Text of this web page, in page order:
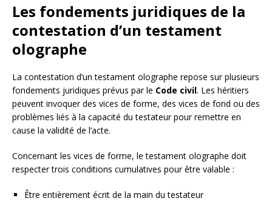
Les fondements juridiques de la
contestation d’un testament
olographe
La contestation d’un testament olographe repose sur plusieurs
fondements juridiques prévus par le Code civil. Les héritiers
peuvent invoquer des vices de forme, des vices de fond ou des
problèmes liés à la capacité du testateur pour remettre en
cause la validité de l’acte.
Concernant les vices de forme, le testament olographe doit
respecter trois conditions cumulatives pour être valable :
Être entièrement écrit de la main du testateur